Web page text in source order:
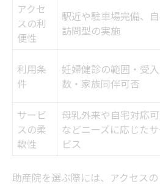
アクセ
スの利
便性
駅近や駐車場完備、
訪問型の実施
利用条
件
妊婦健診の範囲・受
数・家族同伴可否
サービ
スの柔
軟性
母乳外来や自宅対応
などニーズに応じた
ビス
助産院を選ぶ際には、アクセス